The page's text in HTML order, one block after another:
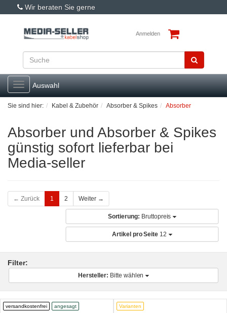
Wir beraten Sie gerne
Anmelden
Toggle
navigation
Auswahl
Sie sind hier: Kabel & Zubehör Absorber & Spikes Absorber
Absorber und Absorber & Spikes
günstig sofort lieferbar bei
Media-seller
← Zurück 1 2 Weiter →
Sortierung: Bruttopreis
Artikel pro Seite 12
Filter:
Hersteller: Bitte wählen
versandkostenfrei angesagt Varianten